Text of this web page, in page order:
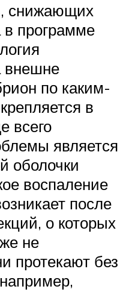
снижающих
в программе
внешне
по каким-
в
всего
является
оболочки
воспаление
после
о которых
не
протекают без